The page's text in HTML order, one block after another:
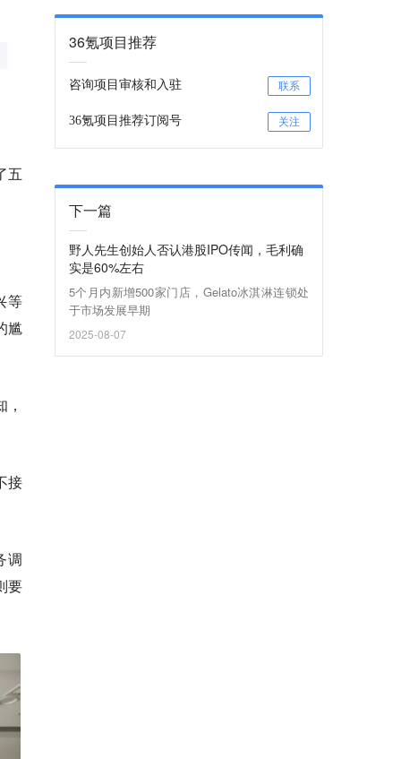
五
等
尴
接
调
要
36氪项目推荐
咨询项目审核和入驻 联系
36氪项目推荐订阅号 关注
下一篇
野人先生创始人否认港股IPO传闻，毛利确
实是60%左右
5个月内新增500家门店，Gelato冰淇淋连锁处
于市场发展早期
2025-08-07